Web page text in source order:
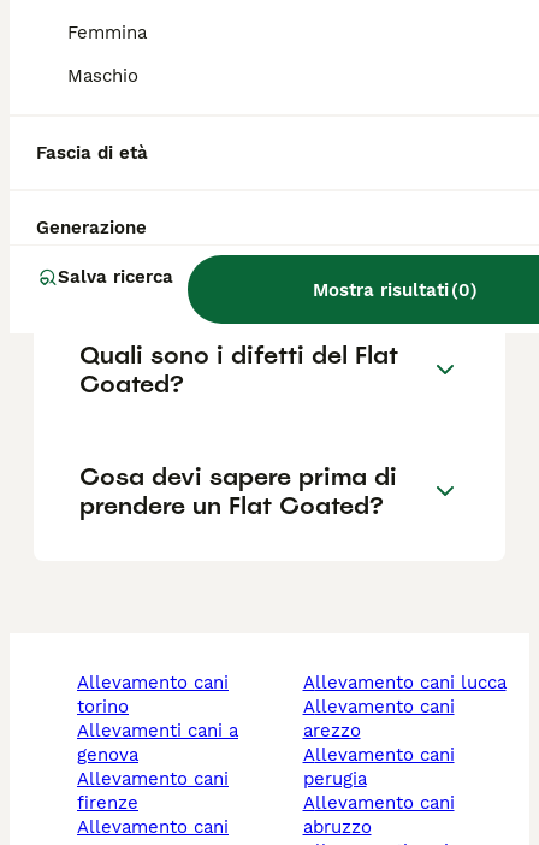
Femmina
Maschio
Fascia di età
Generazione
Salva ricerca
Mostra risultati(0)
dell'allevatore e la posizione.
Coated?
Qual è il carattere del Flat
Coated?
Quali sono i difetti del Flat
Coated?
Cosa devi sapere prima di
prendere un Flat Coated?
allevamento cani
torino
allevamenti cani a
genova
allevamento cani
firenze
allevamento cani
allevamento cani lucca
allevamento cani
arezzo
allevamento cani
perugia
allevamento cani
abruzzo